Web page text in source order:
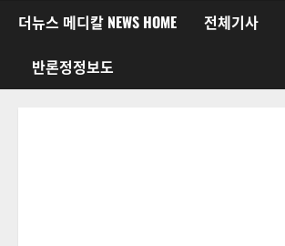
더뉴스 메디칼 NEWS HOME 전체기사
반론정정보도